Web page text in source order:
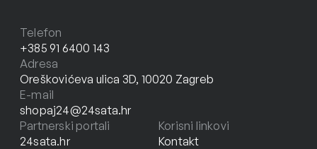
Telefon
+385 91 6400 143
Adresa
Oreškovićeva ulica 3D, 10020 Zagreb
E-mail
shopaj24@24sata.hr
Partnerski portali
24sata.hr
Korisni linkovi
Kontakt